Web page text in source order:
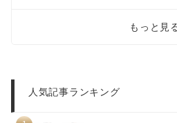
もっと見
人気記事ランキング